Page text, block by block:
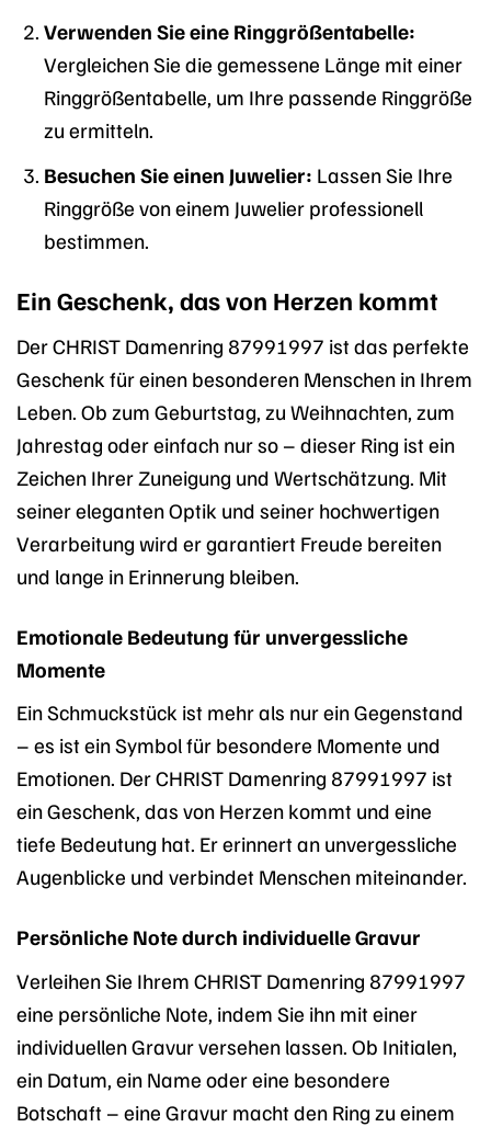
Verwenden Sie eine Ringgrößentabelle:
Vergleichen Sie die gemessene Länge mit einer
Ringgrößentabelle, um Ihre passende Ringgröße
zu ermitteln.
Besuchen Sie einen Juwelier: Lassen Sie Ihre
Ringgröße von einem Juwelier professionell
bestimmen.
Ein Geschenk, das von Herzen kommt
Der CHRIST Damenring 87991997 ist das perfekte
Geschenk für einen besonderen Menschen in Ihrem
Leben. Ob zum Geburtstag, zu Weihnachten, zum
Jahrestag oder einfach nur so – dieser Ring ist ein
Zeichen Ihrer Zuneigung und Wertschätzung. Mit
seiner eleganten Optik und seiner hochwertigen
Verarbeitung wird er garantiert Freude bereiten
und lange in Erinnerung bleiben.
Emotionale Bedeutung für unvergessliche
Momente
Ein Schmuckstück ist mehr als nur ein Gegenstand
– es ist ein Symbol für besondere Momente und
Emotionen. Der CHRIST Damenring 87991997 ist
ein Geschenk, das von Herzen kommt und eine
tiefe Bedeutung hat. Er erinnert an unvergessliche
Augenblicke und verbindet Menschen miteinander.
Persönliche Note durch individuelle Gravur
Verleihen Sie Ihrem CHRIST Damenring 87991997
eine persönliche Note, indem Sie ihn mit einer
individuellen Gravur versehen lassen. Ob Initialen,
ein Datum, ein Name oder eine besondere
Botschaft – eine Gravur macht den Ring zu einem